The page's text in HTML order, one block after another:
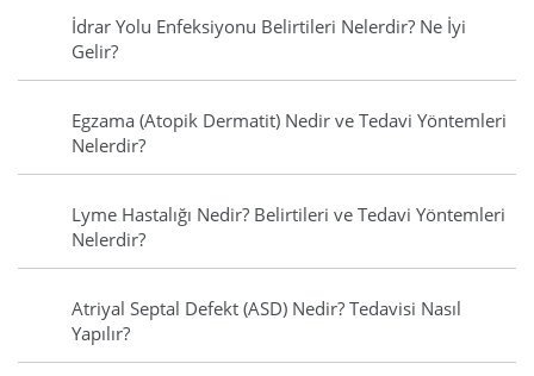
İdrar Yolu Enfeksiyonu Belirtileri Nelerdir? Ne İyi
Gelir?
Egzama (Atopik Dermatit) Nedir ve Tedavi Yöntemleri
Nelerdir?
Lyme Hastalığı Nedir? Belirtileri ve Tedavi Yöntemleri
Nelerdir?
Atriyal Septal Defekt (ASD) Nedir? Tedavisi Nasıl
Yapılır?